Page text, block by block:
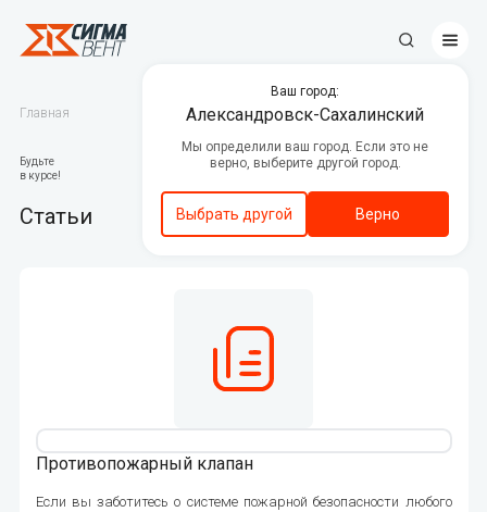
Противопожарные клапаны
Центральные кондиционеры
Канальное вентиляционное
оборудование
Вентиляторы дымоудаления и
Декоративные решетки
Ваш город:
Александровск-Сахалинский
Мы определили ваш город. Если это не
верно, выберите другой город.
Выбрать другой Верно
Главная
Будьте
в курсе!
Статьи
Противопожарный клапан
Если вы заботитесь о системе пожарной безопасности любого